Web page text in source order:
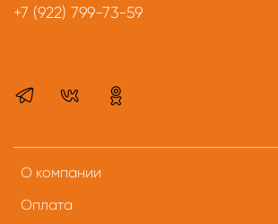
О компании
Оплата
+7 (922) 799-73-59